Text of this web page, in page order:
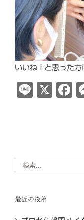
いいね！と思った方
Line
X
最近の投稿